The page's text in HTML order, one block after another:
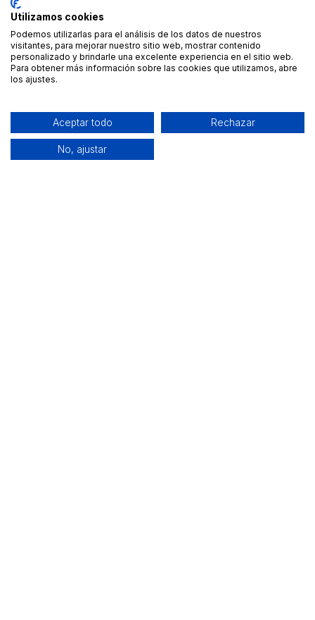
Utilizamos cookies
Podemos utilizarlas para el análisis de los datos de nuestros
visitantes, para mejorar nuestro sitio web, mostrar contenido
personalizado y brindarle una excelente experiencia en el sitio web.
Para obtener más información sobre las cookies que utilizamos, abre
los ajustes.
Aceptar todo Rechazar
No, ajustar